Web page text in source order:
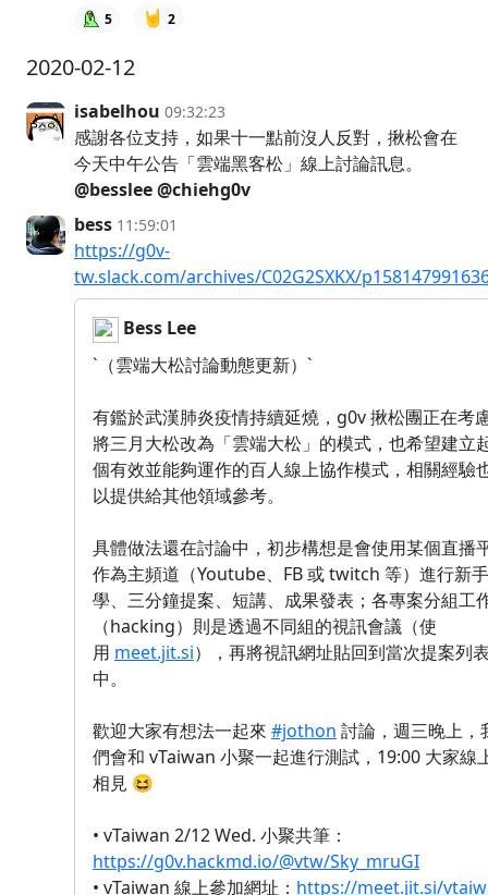
5 🤘 2
2020-02-12
isabelhou 09:32:23
感謝各位支持，如果十一點前沒人反對，揪松會在
今天中午公告「雲端黑客松」線上討論訊息。
@besslee@chiehg0v
bess 11:59:01
https://g0v-
tw.slack.com/archives/C02G2SXKX/
Bess Lee
`（雲端大松討論動態更新）`
有鑑於武漢肺炎疫情持續延燒，g0v 揪松團正在考
將三月大松改為「雲端大松」的模式，也希望建立
個有效並能夠運作的百人線上協作模式，相關經驗
以提供給其他領域參考。
具體做法還在討論中，初步構想是會使用某個直播
作為主頻道（Youtube、FB 或 twitch 等）進行新
學、三分鐘提案、短講、成果發表；各專案分組工
（hacking）則是透過不同組的視訊會議（使
用 meet.jit.si），再將視訊網址貼回到當次提案列
中。
歡迎大家有想法一起來 #jothon 討論，週三晚上，
們會和 vTaiwan 小聚一起進行測試，19:00 大家線
相見 😆
• vTaiwan 2/12 Wed. 小聚共筆：
https://g0v.hackmd.io/@vtw/Sky_mruGI
• vTaiwan 線上參加網址： https://meet.jit.si/